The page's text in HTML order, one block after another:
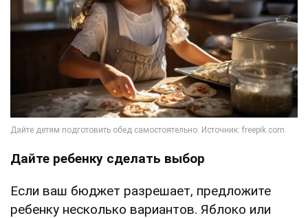
Дайте ребенку сделать выбор
Если ваш бюджет разрешает, предложите
ребенку несколько вариантов. Яблоко или